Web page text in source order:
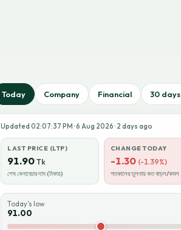
Today Company Financial 30 days
Updated 02:07:37 PM · 6 Aug 2026 · 2 days ago
LAST PRICE (LTP)
91.90 Tk
শেষ কেনাবেচার দাম (টাকায়)
CHANGE TODAY
-1.30 (-1.39%)
গতকালের তুলনায় কত বাড়ল/কমল
Today’s low
91.00